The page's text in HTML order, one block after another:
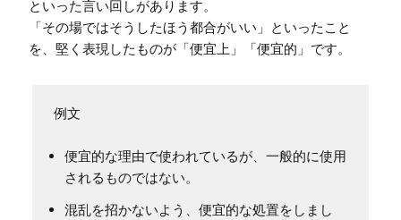
といった言い回しがあります。
「その場ではそうしたほう都合がいい」といったこと
便宜的な理由で使われているが、一般的に使用
されるものではない。
混乱を招かないよう、便宜的な処置をしまし